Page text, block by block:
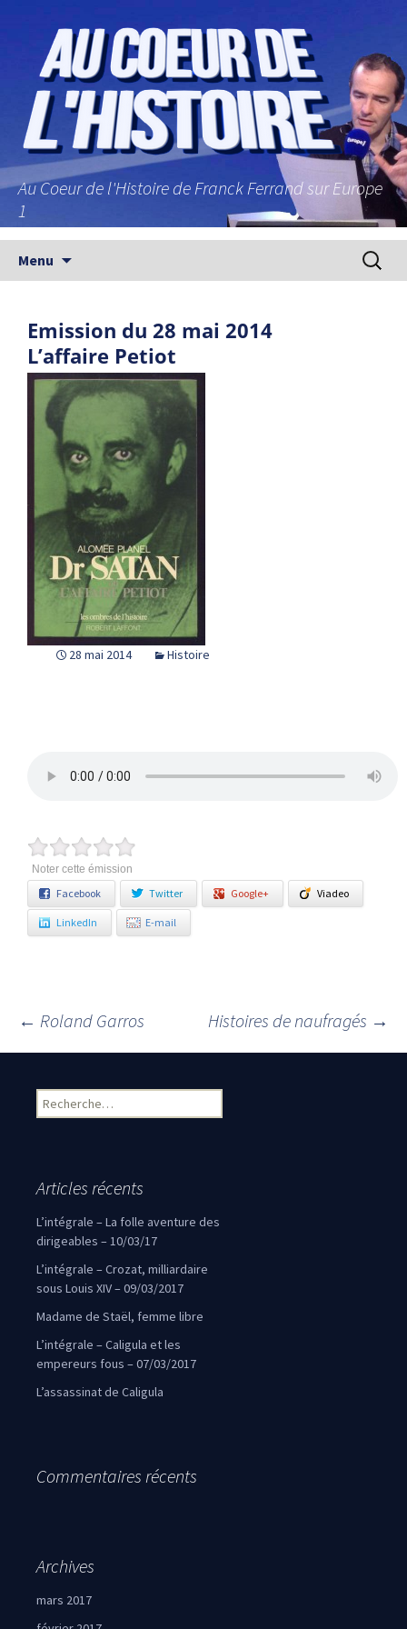
Au Coeur de l'Histoire de Franck Ferrand sur Europe
1
Menu
Emission du 28 mai 2014
L’affaire Petiot
28 mai 2014 Histoire
Noter cette émission
Facebook Twitter Google+ Viadeo
LinkedIn E-mail
Navigation des articles
← Roland Garros Histoires de naufragés →
Rechercher :
Articles récents
L’intégrale – La folle aventure des
dirigeables – 10/03/17
L’intégrale – Crozat, milliardaire
sous Louis XIV – 09/03/2017
Madame de Staël, femme libre
L’intégrale – Caligula et les
empereurs fous – 07/03/2017
L’assassinat de Caligula
Commentaires récents
Archives
mars 2017